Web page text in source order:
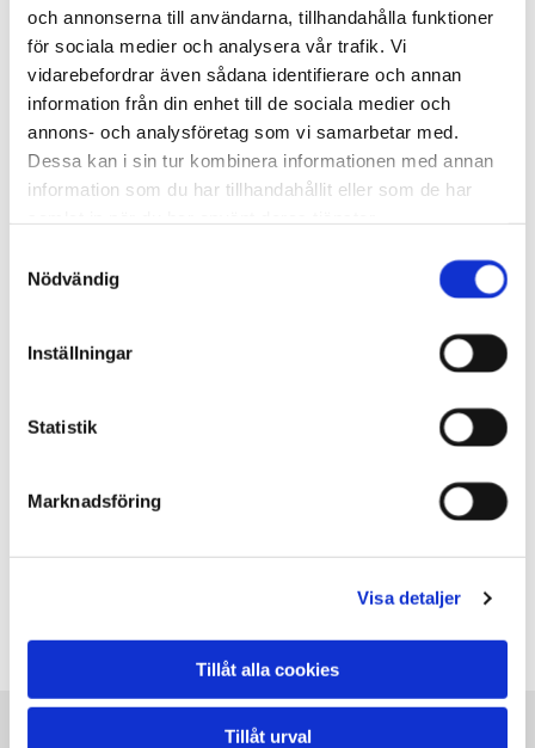
och annonserna till användarna, tillhandahålla funktioner
för sociala medier och analysera vår trafik. Vi
vidarebefordrar även sådana identifierare och annan
information från din enhet till de sociala medier och
annons- och analysföretag som vi samarbetar med.
Dessa kan i sin tur kombinera informationen med annan
information som du har tillhandahållit eller som de har
Nödvändig
Inställningar
Statistik
Marknadsföring
Visa detaljer
Tillåt alla cookies
Tillåt urval
SKICKA OFFERTFÖRFRÅGAN